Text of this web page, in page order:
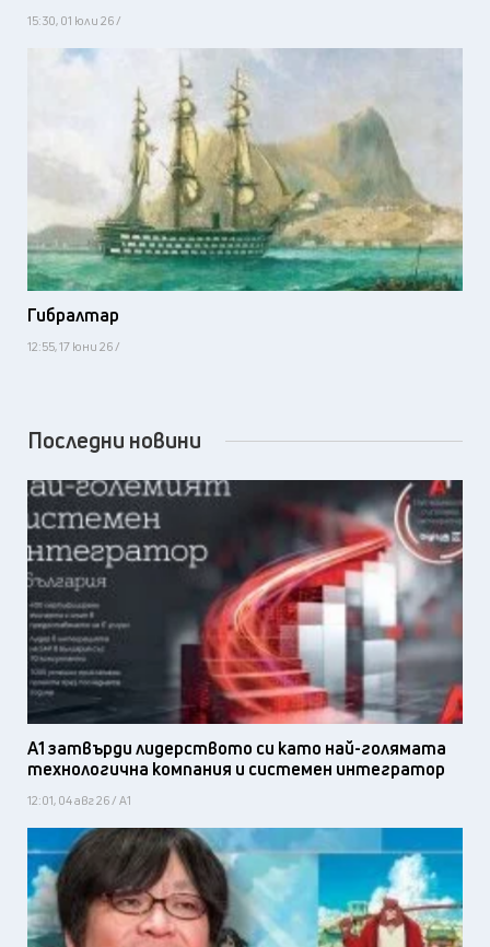
15:30, 01 юли 26 /
Гибралтар
12:55, 17 юни 26 /
Последни новини
А1 затвърди лидерството си като най-голямата
технологична компания и системен интегратор
12:01, 04 авг 26 / А1